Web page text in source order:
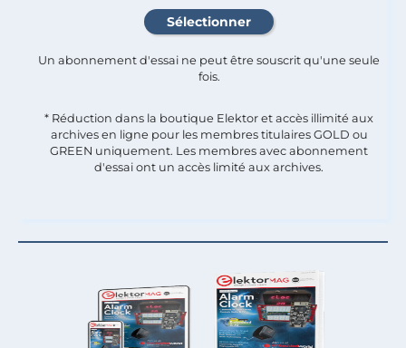
Un abonnement d'essai ne peut être souscrit qu'une seule
fois.​
* Réduction dans la boutique Elektor et accès illimité aux
archives en ligne pour les membres titulaires GOLD ou
GREEN uniquement. Les membres avec abonnement
d'essai ont un accès limité aux archives.